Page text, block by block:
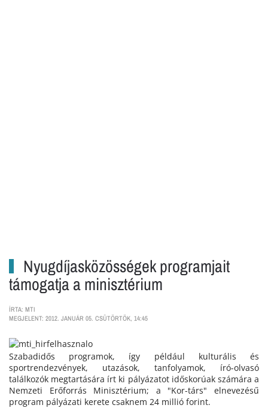
Nyugdíjasközösségek programjait
támogatja a minisztérium
ÍRTA: MTI
MEGJELENT: 2012. JANUÁR 05. CSÜTÖRTÖK, 14:45
Szabadidős programok, így például kulturális és
sportrendezvények, utazások, tanfolyamok, író-olvasó
találkozók megtartására írt ki pályázatot időskorúak számára a
Nemzeti Erőforrás Minisztérium; a "Kor-társ" elnevezésű
program pályázati kerete csaknem 24 millió forint.